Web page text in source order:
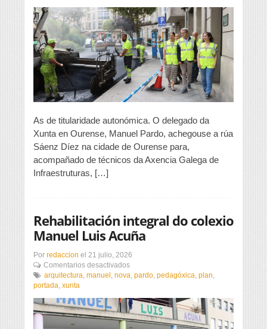
nas
obras
de
mellora
nas
travesías
urbanas
da
cidade
Ourense
As de titularidade autonómica. O delegado da
Xunta en Ourense, Manuel Pardo, achegouse a rúa
Sáenz Díez na cidade de Ourense para,
acompañado de técnicos da Axencia Galega de
Infraestruturas, […]
Rehabilitación integral do colexio
Manuel Luis Acuña
Por redaccion el 21 julio, 2026
Comentarios desactivadosen
Rehabilitación
colexio
Manuel
Luis
arquitectura, manuel , nova, pardo, pedagóxica, plan,
portada, xunta